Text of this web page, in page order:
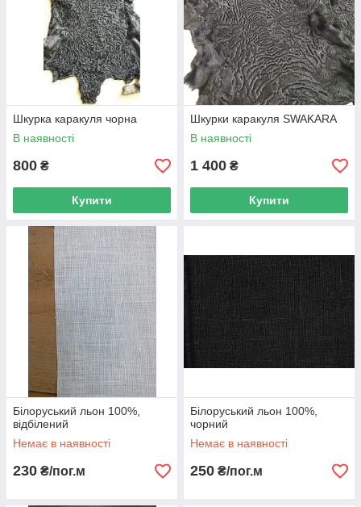
Шкурка каракуля чорна
В наявності
800 ₴
Купити
Шкурки каракуля SWAKARA
В наявності
1 400 ₴
Купити
Білоруський льон 100%,
відбілений
Немає в наявності
230 ₴/пог.м
Білоруський льон 100%,
чорний
Немає в наявності
250 ₴/пог.м